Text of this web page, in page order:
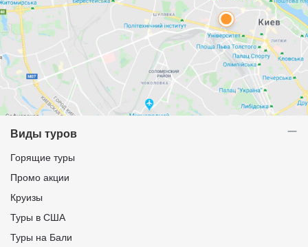
Виды туров
Горящие туры
Промо акции
Круизы
Туры в США
Туры на Бали